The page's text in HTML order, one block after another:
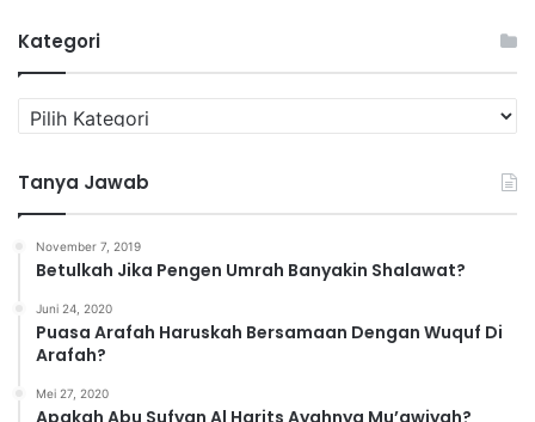
Kategori
a
e
g
Tanya Jawab
November 7, 2019
Betulkah Jika Pengen Umrah Banyakin Shalawat?
Juni 24, 2020
Puasa Arafah Haruskah Bersamaan Dengan Wuquf Di
Arafah?
Mei 27, 2020
Apakah Abu Sufyan Al Harits Ayahnya Mu’awiyah?